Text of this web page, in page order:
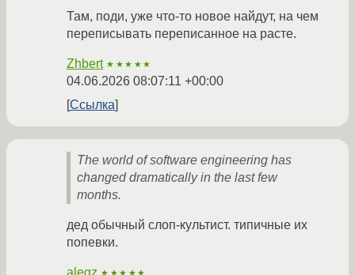
Там, поди, уже что-то новое найдут, на чем
переписывать переписанное на расте.
Zhbert ★★★★★
04.06.2026 08:07:11 +00:00
Ссылка
The world of software engineering has
changed dramatically in the last few
months.
дед обычный слоп-культист. типичные их
попевки.
alegz ★★★★★